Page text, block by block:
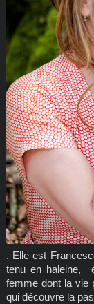
. Elle est
tenu en haleine,
femme dont la vie
qui découvre la